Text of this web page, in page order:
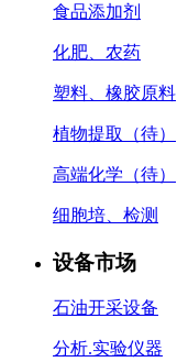
食品添加剂
化肥、农药
塑料、橡胶原料
植物提取（待）
高端化学（待）
细胞培、检测
设备市场
石油开采设备
分析.实验仪器